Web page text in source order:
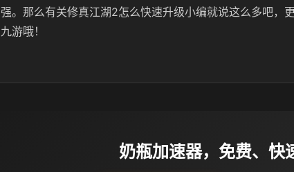
强。那么有关修真江湖2怎么快速升级小编就说这么多吧，
九游哦！
奶瓶加速器，免费、快